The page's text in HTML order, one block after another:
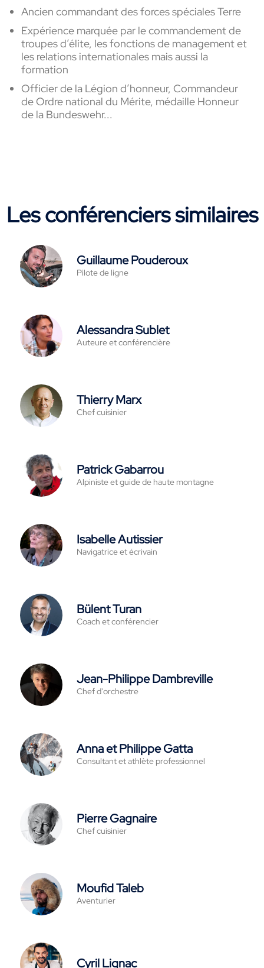
Ancien commandant des forces spéciales Terre
Expérience marquée par le commandement de
troupes d’élite, les fonctions de management et
les relations internationales mais aussi la
formation
Officier de la Légion d’honneur, Commandeur
de Ordre national du Mérite, médaille Honneur
de la Bundeswehr...
Les conférenciers similaires
Guillaume Pouderoux
Pilote de ligne
Alessandra Sublet
Auteure et conférencière
Thierry Marx
Chef cuisinier
Patrick Gabarrou
Alpiniste et guide de haute montagne
Isabelle Autissier
Navigatrice et écrivain
Bülent Turan
Coach et conférencier
Jean-Philippe Dambreville
Chef d'orchestre
Anna et Philippe Gatta
Consultant et athlète professionnel
Pierre Gagnaire
Chef cuisinier
Moufid Taleb
Aventurier
Cyril Lignac